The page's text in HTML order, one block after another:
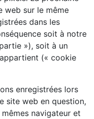
web sur le même
dans les
soit à notre
»), soit à un
(« cookie
enregistrées lors
site web en question,
navigateur et